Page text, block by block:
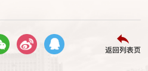
返回列表页